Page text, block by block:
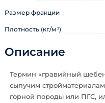
Размер фракции
Плотность (кг/м³)
Описание
Термин «гравийный
сыпучим
горной породы или ПГС,